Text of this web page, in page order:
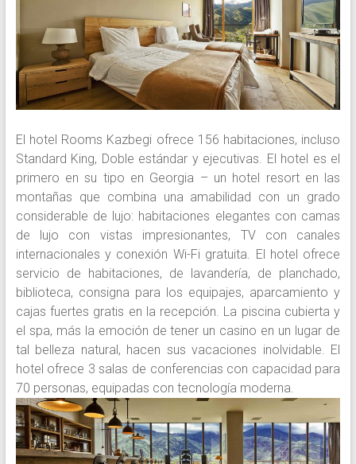
El hotel Rooms Kazbegi ofrece 156 habitaciones, incluso
Standard King, Doble estándar y ejecutivas. El hotel es el
primero en su tipo en Georgia – un hotel resort en las
montañas que combina una amabilidad con un grado
considerable de lujo: habitaciones elegantes con camas
de lujo con vistas impresionantes, TV con canales
internacionales y conexión Wi-Fi gratuita. El hotel ofrece
servicio de habitaciones, de lavandería, de planchado,
biblioteca, consigna para los equipajes, aparcamiento y
cajas fuertes gratis en la recepción. La piscina cubierta y
el spa, más la emoción de tener un casino en un lugar de
tal belleza natural, hacen sus vacaciones inolvidable. El
hotel ofrece 3 salas de conferencias con capacidad para
70 personas, equipadas con tecnología moderna.